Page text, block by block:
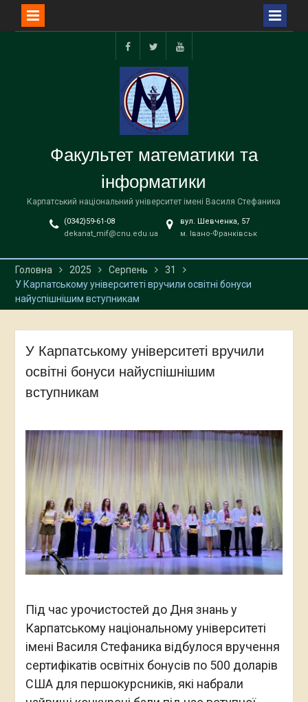
facebooktwitter youtube
Факультет математики та
інформатики
Карпатський національний університет імені Василя Стефаника
(0342)59-61-08
dekanat_mif@cnu.edu.ua
вул. Шевченка, 57
м. Івано-Франківськ
Головна 2025 Серпень
31
У Карпатському університеті вручили освітні бонуси
найуспішнішим вступникам
У Карпатському університеті вручили
освітні бонуси найуспішнішим
вступникам
Під час урочистостей до Дня знань у
Карпатському національному університеті
імені Василя Стефаника відбулося вручення
сертифікатів освітніх бонусів по 500 доларів
США для першокурсників, які набрали